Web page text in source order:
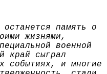
память о
жизнями,
военной
край сыграл
событиях, и многие